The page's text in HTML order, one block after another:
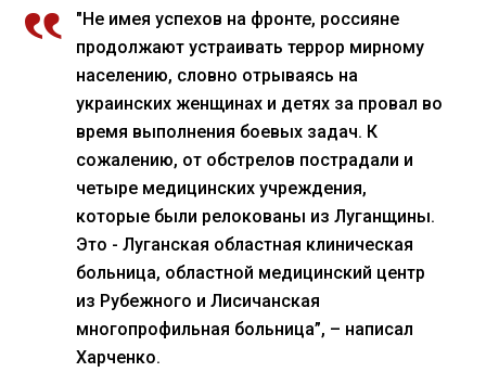
"Не имея успехов на фронте, россияне
продолжают устраивать террор мирному
населению, словно отрываясь на
украинских женщинах и детях за провал во
время выполнения боевых задач. К
сожалению, от обстрелов пострадали и
четыре медицинских учреждения,
которые были релокованы из Луганщины.
Это - Луганская областная клиническая
больница, областной медицинский центр
из Рубежного и Лисичанская
многопрофильная больница”, – написал
Харченко.